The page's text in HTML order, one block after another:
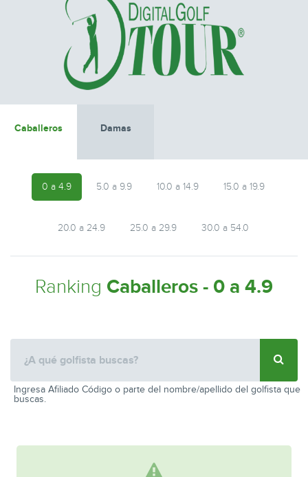
Caballeros Damas
0 a 4.9 5.0 a 9.9 10.0 a 14.9 15.0 a 19.9
20.0 a 24.9 25.0 a 29.9 30.0 a 54.0
Ranking Caballeros - 0 a 4.9
Ingresa Afiliado Código o parte del nombre/apellido del golfista que
buscas.